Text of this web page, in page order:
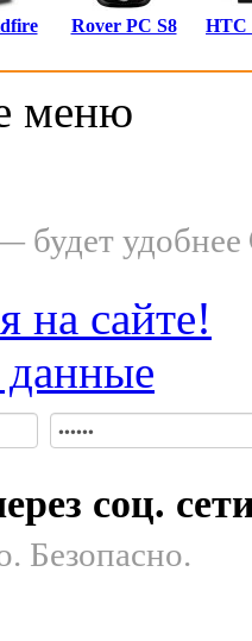
Rover PC S8 HTC
меню
будет удобнее
на сайте!
соц.
Безопасно.